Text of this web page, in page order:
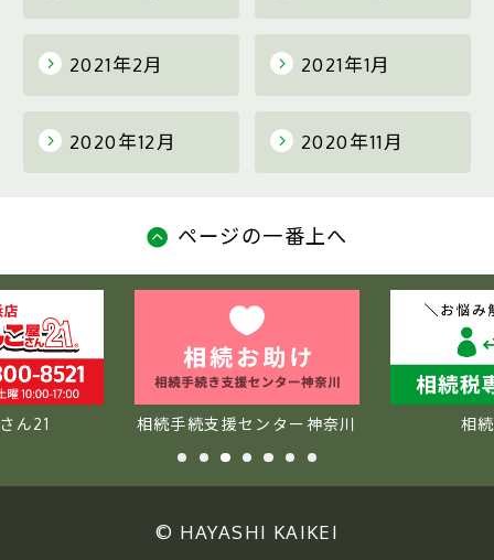
2021年2月 2021年1月
2020年12月 2020年11月
ページの一番上へ
ん21 相続手続支援センター神奈川 相
© HAYASHI KAIKEI